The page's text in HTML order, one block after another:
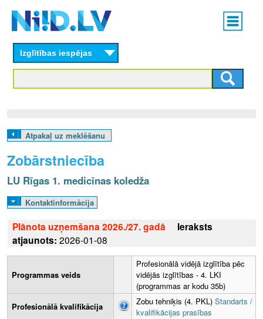
content
Main
menu
L
V
Izglītības iespējas
Atpakaļ uz meklēšanu
Zobārstniecība
LU Rīgas 1. medicīnas koledža
Kontaktinformācija
Plānota uzņemšana 2026./27. gadā
Ieraksts
atjaunots: 2026-01-08
Programmas veids
Profesionālā vidējā izglītība pēc
vidējās izglītības - 4. LKI
(programmas ar kodu 35b)
Profesionālā kvalifikācija
Zobu tehniķis (4. PKL) Standarts /
kvalifikācijas prasības